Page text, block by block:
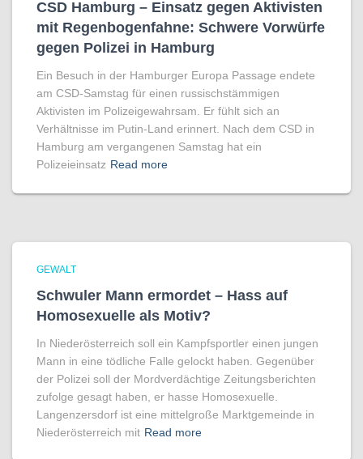
CSD Hamburg – Einsatz gegen Aktivisten
mit Regenbogen­fahne: Schwere Vorwürfe
gegen Polizei in Hamburg
Ein Besuch in der Hamburger Europa Passage endete
am CSD-Samstag für einen russischstämmigen
Aktivisten im Polizeigewahrsam. Er fühlt sich an
Verhältnisse im Putin-Land erinnert. Nach dem CSD in
Hamburg am vergangenen Samstag hat ein
Polizeieinsatz Read more
GEWALT
Schwuler Mann ermordet – Hass auf
Homo­sexuelle als Motiv?
In Niederösterreich soll ein Kampfsportler einen jungen
Mann in eine tödliche Falle gelockt haben. Gegenüber
der Polizei soll der Mordverdächtige Zeitungsberichten
zufolge gesagt haben, er hasse Homosexuelle.
Langenzersdorf ist eine mittelgroße Marktgemeinde in
Niederösterreich mit Read more